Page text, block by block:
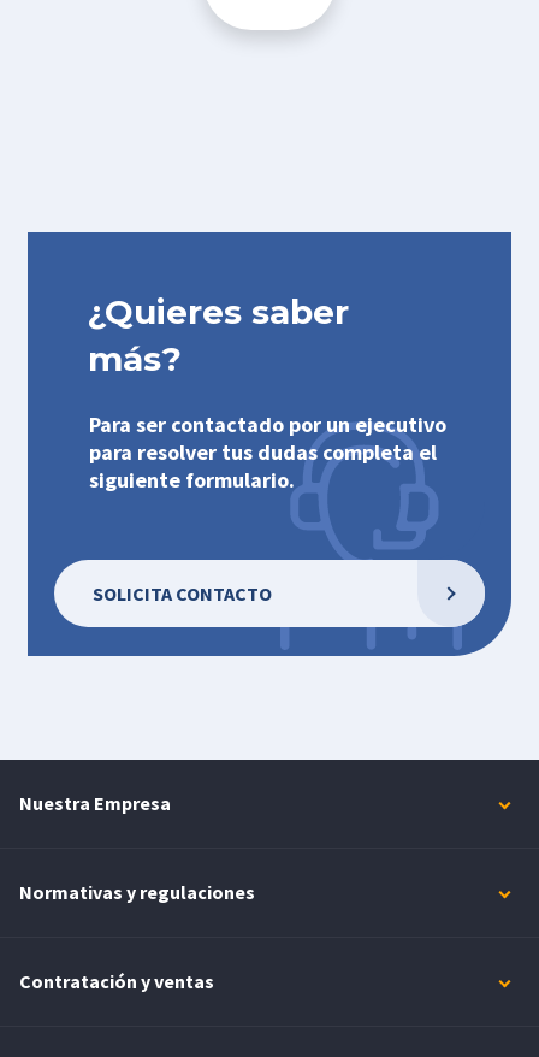
¿Quieres saber
más?
Para ser contactado por un ejecutivo
para resolver tus dudas completa el
siguiente formulario.
SOLICITA CONTACTO
Nuestra Empresa
Normativas y regulaciones
Contratación y ventas